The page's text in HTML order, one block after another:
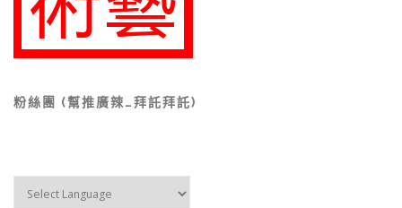
粉絲團 (幫推廣辣…拜託拜託)